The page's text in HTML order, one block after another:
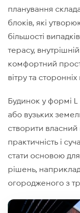
планування
блоків, які
більшості
терасу,
комфортний
вітру та сторонніх
Будинок у формі L
або вузьких
створити власний
практичність і
стати основою
рішень,
огородженого з